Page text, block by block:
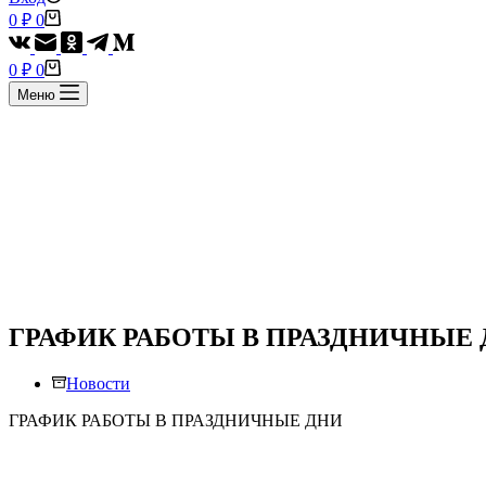
Корзина
0 ₽ 0
Корзина
0 ₽ 0
Меню
ГРАФИК РАБОТЫ В ПРАЗДНИЧНЫЕ
Новости
ГРАФИК РАБОТЫ В ПРАЗДНИЧНЫЕ ДНИ